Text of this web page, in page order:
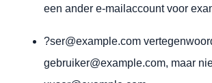
een ander e-mailaccount voor
?ser@example.com
gebruiker@example.com, maar